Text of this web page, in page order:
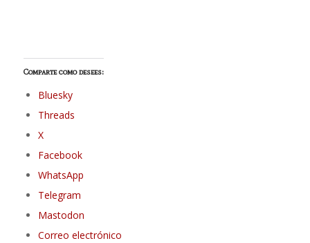
Comparte como desees:
Bluesky
Threads
X
Facebook
WhatsApp
Telegram
Mastodon
Correo electrónico